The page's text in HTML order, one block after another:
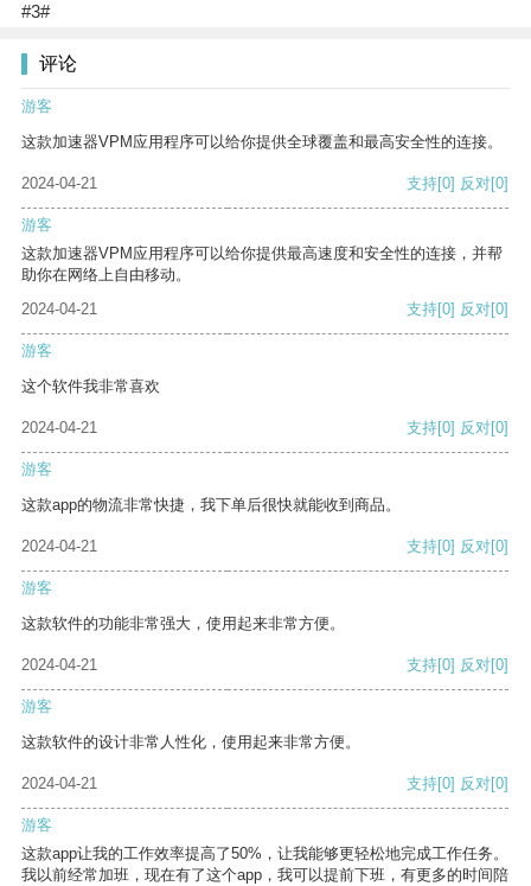
#3#
评论
游客
这款加速器VPM应用程序可以给你提供全球覆盖和最高安全性的连接。
2024-04-21 支持[0] 反对[0]
游客
这款加速器VPM应用程序可以给你提供最高速度和安全性的连接，并帮
助你在网络上自由移动。
2024-04-21
支持[0] 反对[0]
游客
这个软件我非常喜欢
2024-04-21 支持[0] 反对[0]
游客
这款app的物流非常快捷，我下单后很快就能收到商品。
2024-04-21 支持[0] 反对[0]
游客
这款软件的功能非常强大，使用起来非常方便。
2024-04-21 支持[0] 反对[0]
游客
这款软件的设计非常人性化，使用起来非常方便。
2024-04-21 支持[0] 反对[0]
游客
这款app让我的工作效率提高了50%，让我能够更轻松地完成工作任务。
我以前经常加班，现在有了这个app，我可以提前下班，有更多的时间陪